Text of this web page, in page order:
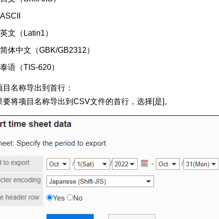
ASCII
英文（Latin1）
简体中文（GBK/GB2312）
泰语（TIS-620）
目名称导出到首行：
要将项目名称导出到CSV文件的首行，选择[是]。